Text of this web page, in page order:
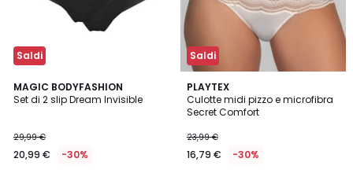
Saldi
MAGIC BODYFASHION
Set di 2 slip Dream Invisible
29,99 €
20,99 € -30%
4,2
/ 5
2
Colori
Saldi
PLAYTEX
Culotte midi pizzo e microfibra
Secret Comfort
23,99 €
16,79 € -30%
4,7
/ 5